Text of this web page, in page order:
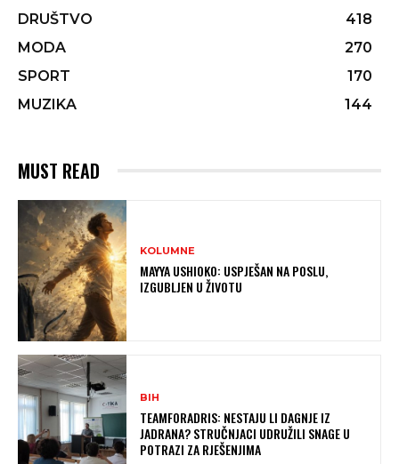
DRUŠTVO
418
MODA
270
SPORT
170
MUZIKA
144
MUST READ
KOLUMNE
MAYYA USHIOKO: USPJEŠAN NA POSLU,
IZGUBLJEN U ŽIVOTU
BIH
TEAMFORADRIS: NESTAJU LI DAGNJE IZ
JADRANA? STRUČNJACI UDRUŽILI SNAGE U
POTRAZI ZA RJEŠENJIMA